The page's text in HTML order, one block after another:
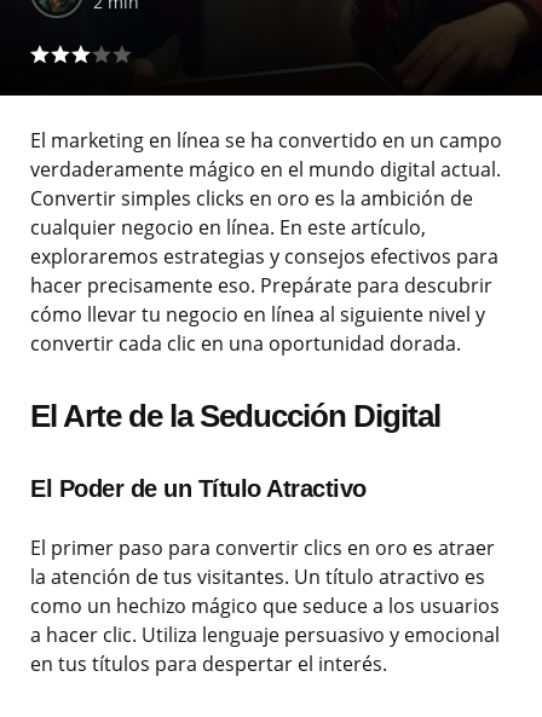
El marketing en línea se ha convertido en un campo
verdaderamente mágico en el mundo digital actual.
Convertir simples clicks en oro es la ambición de
cualquier negocio en línea. En este artículo,
exploraremos estrategias y consejos efectivos para
hacer precisamente eso. Prepárate para descubrir
cómo llevar tu negocio en línea al siguiente nivel y
convertir cada clic en una oportunidad dorada.
El Arte de la Seducción Digital
El Poder de un Título Atractivo
El primer paso para convertir clics en oro es atraer
la atención de tus visitantes. Un título atractivo es
como un hechizo mágico que seduce a los usuarios
a hacer clic. Utiliza lenguaje persuasivo y emocional
en tus títulos para despertar el interés.